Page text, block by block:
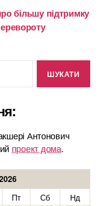
більшу підтримку
Антонович
проект дома.
Пт Сб Нд